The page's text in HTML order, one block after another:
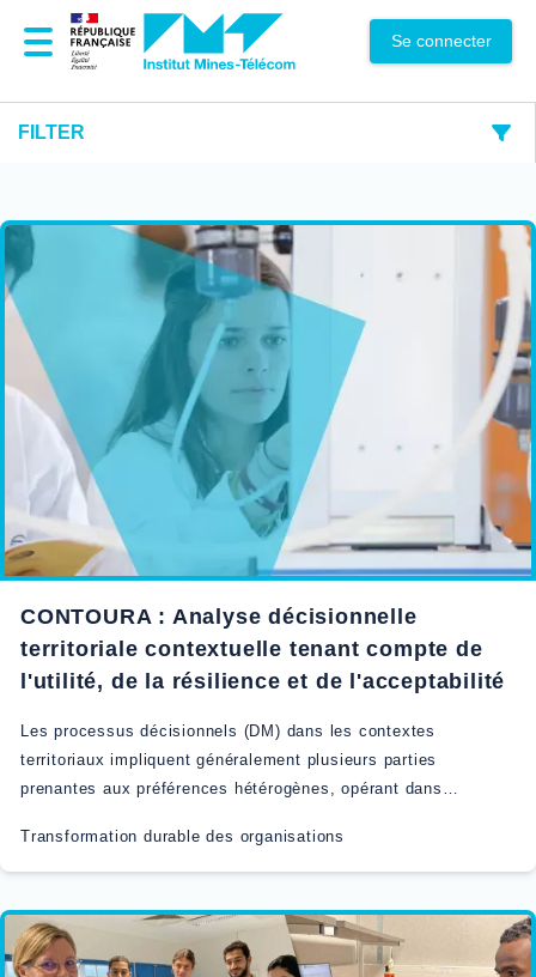
Se connecter
FILTER
CONTOURA : Analyse décisionnelle
territoriale contextuelle tenant compte de
l'utilité, de la résilience et de l'acceptabilité
Les processus décisionnels (DM) dans les contextes
territoriaux impliquent généralement plusieurs parties
prenantes aux préférences hétérogènes, opérant dans…
Transformation durable des organisations